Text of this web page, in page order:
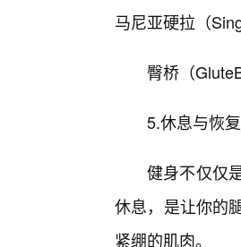
马尼亚硬拉（
臀桥（
5.休息与恢
健身不仅仅
休息，是让你的
紧绷的肌肉。